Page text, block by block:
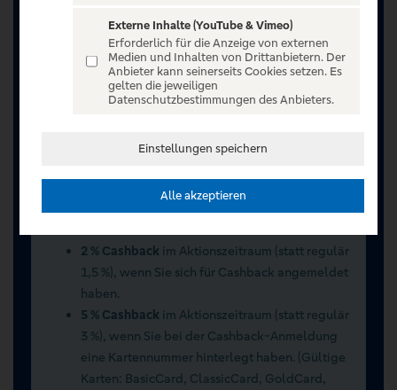
Jetzt anmelden oder registrieren
Unser Ticketangebot ist exklusiv Kunden der
Registrieren Sie sich jetzt auf VR Entertain.
Sommerwochen 2026 vom 15.07.2026 bis
2 % Cashback im Aktionszeitraum (statt regulär
1,5 %), wenn Sie sich für Cashback angemeldet
haben.
5 % Cashback im Aktionszeitraum (statt regulär
3 %), wenn Sie bei der Cashback-Anmeldung
eine Kartennummer hinterlegt haben. (Gültige
Karten: BasicCard, ClassicCard, GoldCard,
Externe Inhalte (YouTube & Vimeo)
Erforderlich für die Anzeige von externen
Medien und Inhalten von Drittanbietern. Der
Anbieter kann seinerseits Cookies setzen. Es
gelten die jeweiligen
Datenschutzbestimmungen des Anbieters.
Einstellungen speichern
Alle akzeptieren